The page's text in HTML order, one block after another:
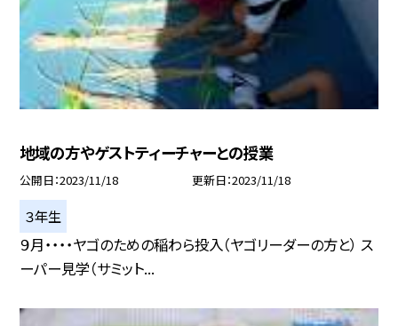
地域の方やゲストティーチャーとの授業
公開日 2023/11/18 更新日 2023/11/18
３年生
９月・・・・ヤゴのための稲わら投入（ヤゴリーダーの方と） ス
ーパー見学（サミット...